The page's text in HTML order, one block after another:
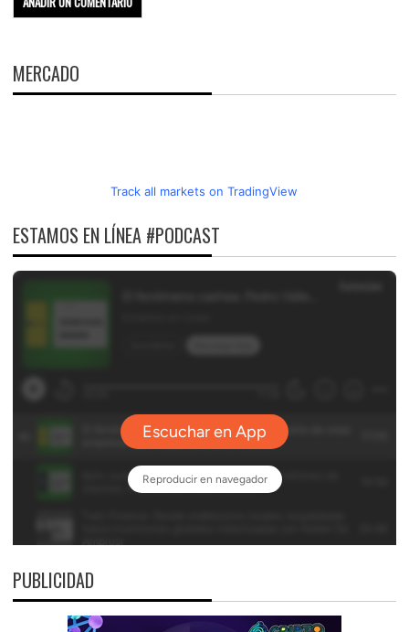
MERCADO
Track all markets on TradingView
ESTAMOS EN LÍNEA #PODCAST
PUBLICIDAD